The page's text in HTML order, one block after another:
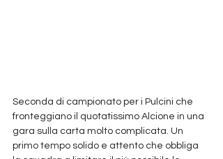
Seconda di campionato per i Pulcini che
fronteggiano il quotatissimo Alcione in una
gara sulla carta molto complicata. Un
primo tempo solido e attento che obbliga